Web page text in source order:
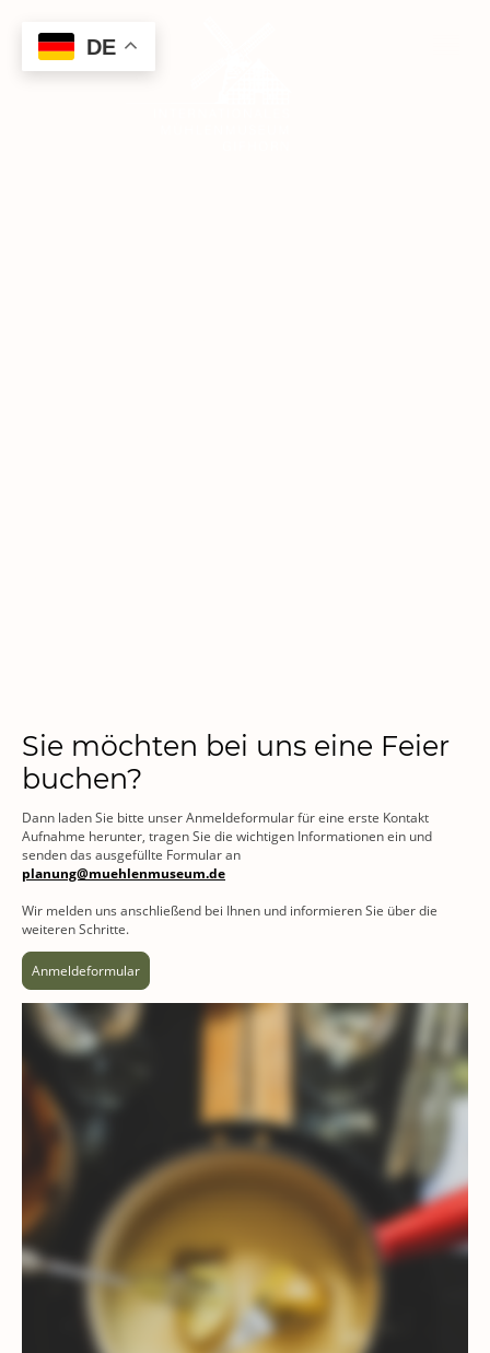
Sie möchten bei uns eine Feier
buchen?
Dann laden Sie bitte unser Anmeldeformular für eine erste Kontakt
Aufnahme herunter, tragen Sie die wichtigen Informationen ein und
senden das ausgefüllte Formular an
planung@muehlenmuseum.de
Wir melden uns anschließend bei Ihnen und informieren Sie über die
weiteren Schritte.
Anmeldeformular
DE